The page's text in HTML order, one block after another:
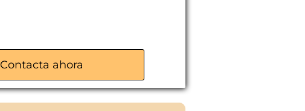
Contacta ahora